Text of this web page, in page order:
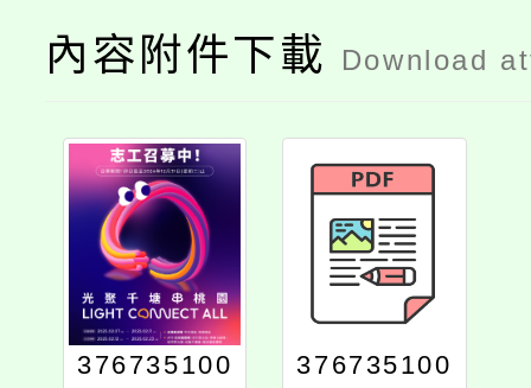
內容附件下載 Download
376735100
376735100